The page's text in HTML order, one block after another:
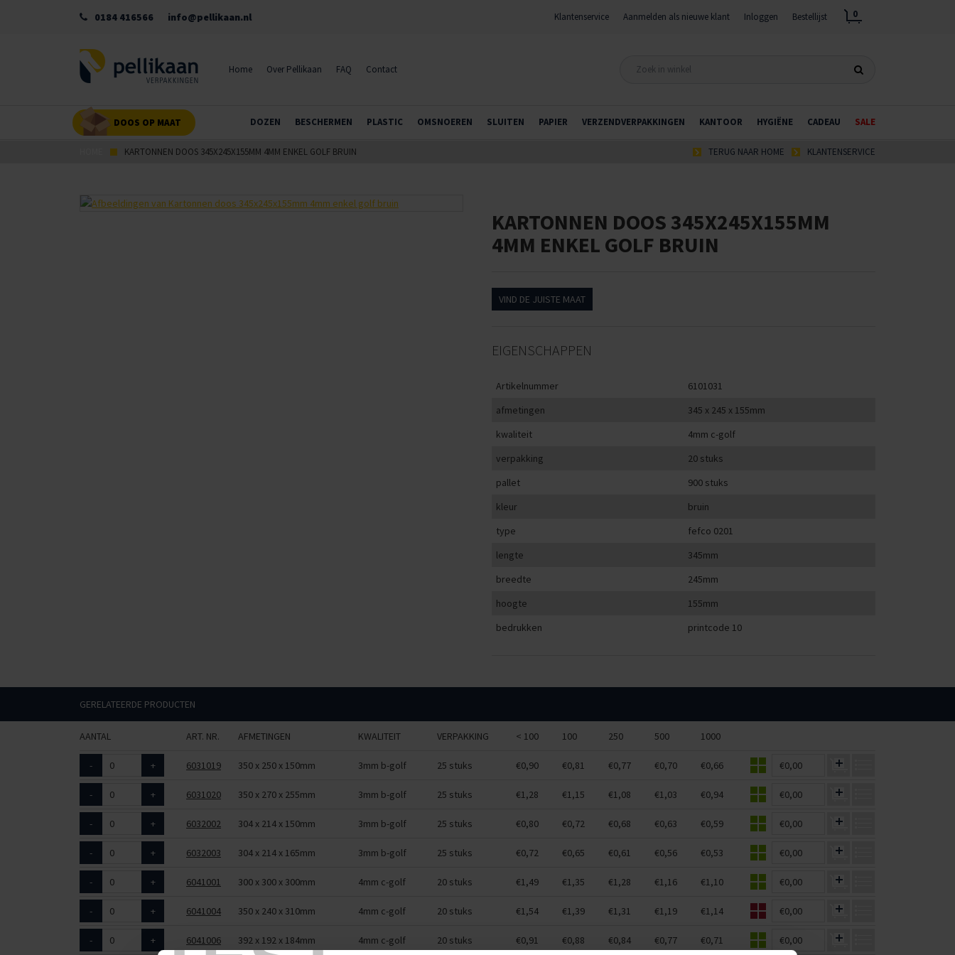
0184 416566 info@pellikaan.nl Klantenservice Aanmelden als nieuwe klant Inloggen Bestellijst 0
Home Over Pellikaan FAQ Contact
DOZEN BESCHERMEN PLASTIC OMSNOEREN SLUITEN PAPIER VERZENDVERPAKKINGEN KANTOOR HYGIËNE CADEAU SALE
DOOS OP MAAT
KARTONNEN DOOS 345X245X155MM 4MM ENKEL GOLF BRUIN KLANTENSERVICE
TERUG NAAR HOME
KARTONNEN DOOS 345X245X155MM
4MM ENKEL GOLF BRUIN
VIND DE JUISTE MAAT
EIGENSCHAPPEN
Artikelnummer
6101031
afmetingen
345 x 245 x 155mm
kwaliteit
4mm c-golf
verpakking
20 stuks
pallet
900 stuks
kleur
bruin
type
fefco 0201
lengte
345mm
breedte
245mm
hoogte
155mm
bedrukken
printcode 10
GERELATEERDE PRODUCTEN
AANTAL ART. NR. AFMETINGEN KWALITEIT VERPAKKING < 100 100 250 500 1000
- + 6031019 350 x 250 x 150mm 3mm b-golf 25 stuks €0,90 €0,81 €0,77 €0,70 €0,66 €0,00
- + 6031020 350 x 270 x 255mm 3mm b-golf 25 stuks €1,28 €1,15 €1,08 €1,03 €0,94 €0,00
- + 6032002 304 x 214 x 150mm 3mm b-golf 25 stuks €0,80 €0,72 €0,68 €0,63 €0,59 €0,00
- + 6032003 304 x 214 x 165mm 3mm b-golf 25 stuks €0,72 €0,65 €0,61 €0,56 €0,53 €0,00
- + 6041001 300 x 300 x 300mm 4mm c-golf 20 stuks €1,49 €1,35 €1,28 €1,16 €1,10 €0,00
- + 6041004 350 x 240 x 310mm 4mm c-golf 20 stuks €1,54 €1,39 €1,31 €1,19 €1,14 €0,00
- + 6041006 392 x 192 x 184mm 4mm c-golf 20 stuks €0,91 €0,88 €0,84 €0,77 €0,71 €0,00